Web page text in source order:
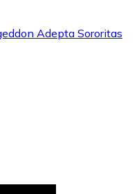
Adepta Sororitas